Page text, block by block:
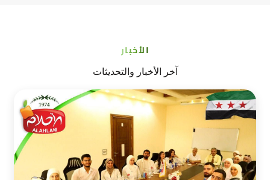
الأخبار
آخر الأخبار والتحديثات